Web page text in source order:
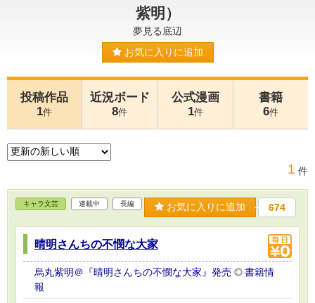
紫明）
夢見る底辺
お気に入りに追加
投稿作品
1件
近況ボード
8件
公式漫画
1件
書籍
6件
1 件
キャラ文芸 連載中 長編 お気に入りに追加 674
晴明さんちの不憫な大家
烏丸紫明＠『晴明さんちの不憫な大家』発売
書籍情
報